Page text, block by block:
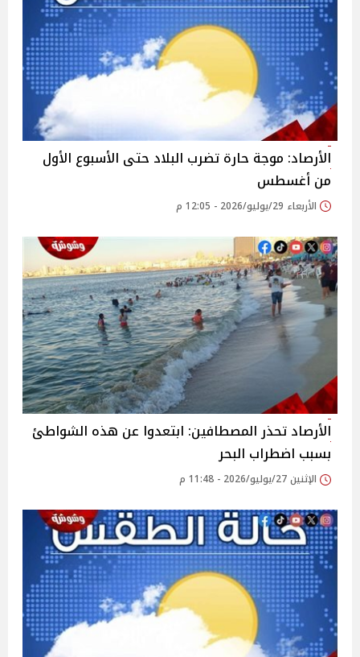
الأرصاد: موجة حارة تضرب البلاد حتى الأسبوع الأول
من أغسطس
الأربعاء 29/يوليو/2026 - 12:05 م
الأرصاد تحذر المصطافين: ابتعدوا عن هذه الشواطئ
بسبب اضطراب البحر
الإثنين 27/يوليو/2026 - 11:48 م